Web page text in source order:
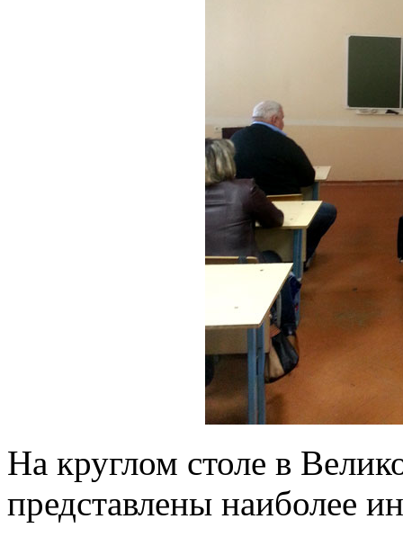
На круглом столе в
представлены наиболее